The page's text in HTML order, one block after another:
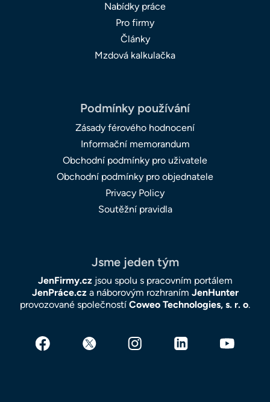
Nabídky práce
Pro firmy
Články
Mzdová kalkulačka
Podmínky používání
Zásady férového hodnocení
Informační memorandum
Obchodní podmínky pro uživatele
Obchodní podmínky pro objednatele
Privacy Policy
Soutěžní pravidla
Jsme jeden tým
JenFirmy.czjsou spolu s pracovním portálem
JenPráce.cza náborovým rozhraním JenHunter
provozované společností Coweo Technologies, s. r. o.